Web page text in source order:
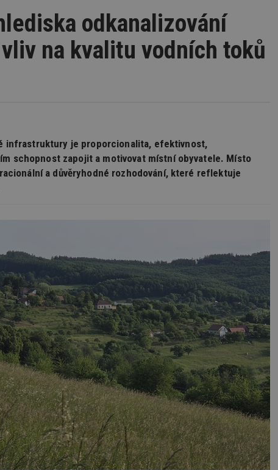
odkanalizování
na kvalitu vodních toků
infrastruktury je proporcionalita, efektivnost,
schopnost zapojit a motivovat místní obyvatele. Místo
a důvěryhodné rozhodování, které reflektuje